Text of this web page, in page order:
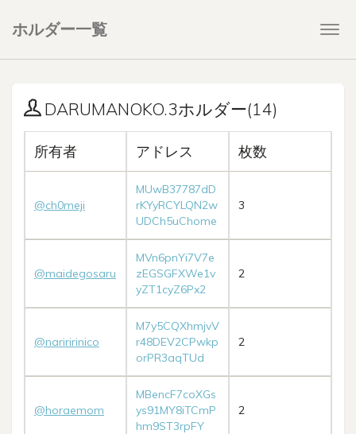
ホルダー一覧
DARUMANOKO.3ホルダー(14)
所有者 アドレス 枚数
@ch0meji
MUwB37787dD
rKYyRCYLQN2w
UDCh5uChome
3
@maidegosaru
MVn6pnYi7V7e
zEGSGFXWe1v
yZT1cyZ6Px2
2
@nariririnico
M7y5CQXhmjvV
r48DEV2CPwkp
orPR3aqTUd
2
@horaemom
MBencF7coXGs
ys91MY8iTCmP
hm9ST3rpFY
2